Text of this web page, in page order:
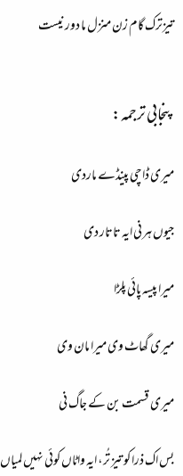
تیزترک گام زن منزل ما دور نیست
پنجابی ترجمہ:
میری ڈاچی پینڈے ماردی
جیوں ہرنی ایہ تاتار دی
میرا پیسہ پائی پلڑا
میری گھاٹ وی میرا مان وی
میری قسمت بن کے جاگ نی
بس اک ذرا کو تیز تُر، ایہ واٹاں کوئی نہیں لمیاں